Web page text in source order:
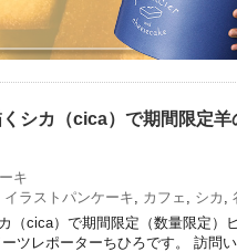
シカ（cica）で期間限定
キ
イラストパンケーキ カフェ シカ
（cica）で期間限定（数量限定）
ツレポーターちひろです。 訪問